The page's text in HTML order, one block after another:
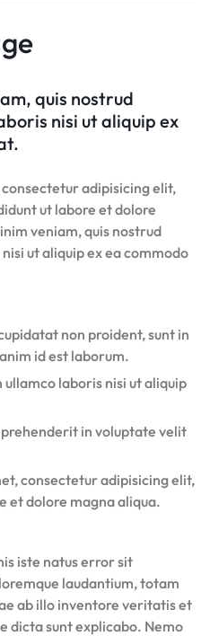
quis nostrud
nisi ut aliquip ex
adipisicing elit,
ut labore et dolore
veniam, quis nostrud
ut aliquip ex ea commodo
non proident, sunt in
id est laborum.
laboris nisi ut aliquip
in voluptate velit
consectetur adipisicing elit,
et dolore magna aliqua.
iste natus error sit
laudantium, totam
ab illo inventore veritatis et
dicta sunt explicabo. Nemo